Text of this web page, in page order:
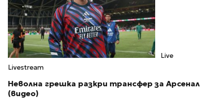
Live
Livestream
Неволна грешка разкри трансфер за Арсенал
(видео)